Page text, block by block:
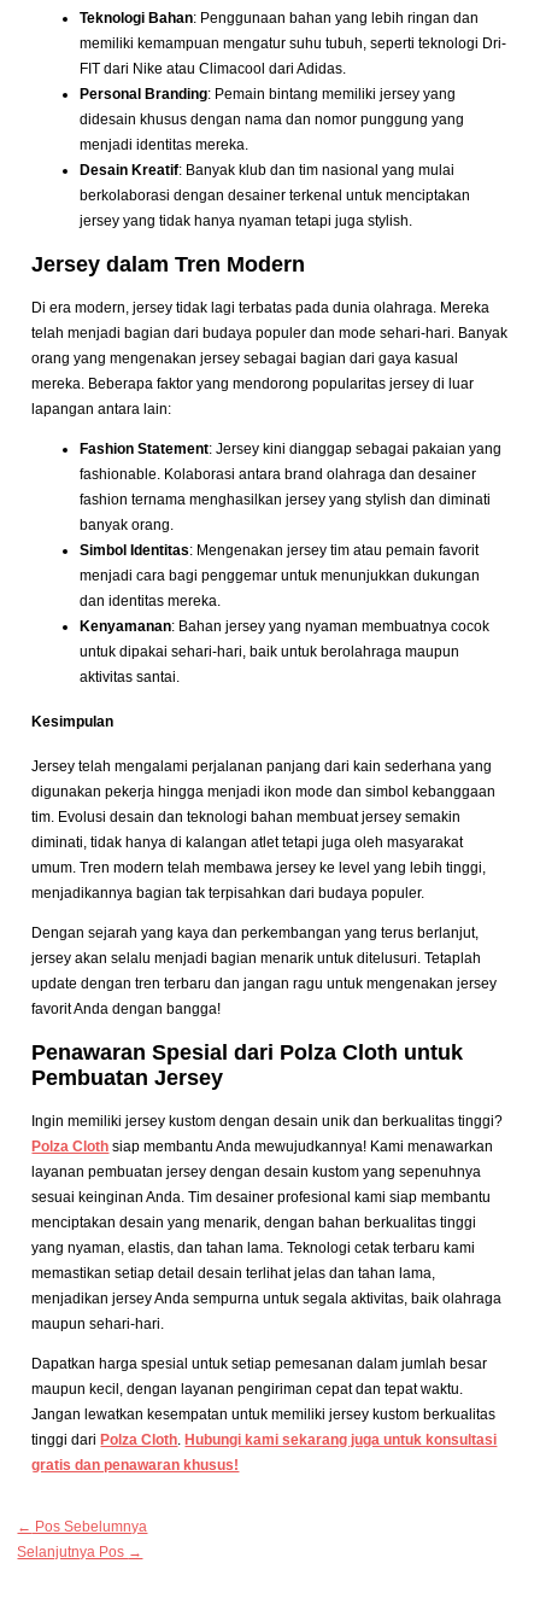
Teknologi Bahan: Penggunaan bahan yang lebih ringan dan
memiliki kemampuan mengatur suhu tubuh, seperti teknologi Dri-
FIT dari Nike atau Climacool dari Adidas.
Personal Branding: Pemain bintang memiliki jersey yang
didesain khusus dengan nama dan nomor punggung yang
menjadi identitas mereka.
Desain Kreatif: Banyak klub dan tim nasional yang mulai
berkolaborasi dengan desainer terkenal untuk menciptakan
jersey yang tidak hanya nyaman tetapi juga stylish.
Jersey dalam Tren Modern
Di era modern, jersey tidak lagi terbatas pada dunia olahraga. Mereka
telah menjadi bagian dari budaya populer dan mode sehari-hari. Banyak
orang yang mengenakan jersey sebagai bagian dari gaya kasual
mereka. Beberapa faktor yang mendorong popularitas jersey di luar
lapangan antara lain:
Fashion Statement: Jersey kini dianggap sebagai pakaian yang
fashionable. Kolaborasi antara brand olahraga dan desainer
fashion ternama menghasilkan jersey yang stylish dan diminati
banyak orang.
Simbol Identitas: Mengenakan jersey tim atau pemain favorit
menjadi cara bagi penggemar untuk menunjukkan dukungan
dan identitas mereka.
Kenyamanan: Bahan jersey yang nyaman membuatnya cocok
untuk dipakai sehari-hari, baik untuk berolahraga maupun
aktivitas santai.
Kesimpulan
Jersey telah mengalami perjalanan panjang dari kain sederhana yang
digunakan pekerja hingga menjadi ikon mode dan simbol kebanggaan
tim. Evolusi desain dan teknologi bahan membuat jersey semakin
diminati, tidak hanya di kalangan atlet tetapi juga oleh masyarakat
umum. Tren modern telah membawa jersey ke level yang lebih tinggi,
menjadikannya bagian tak terpisahkan dari budaya populer.
Dengan sejarah yang kaya dan perkembangan yang terus berlanjut,
jersey akan selalu menjadi bagian menarik untuk ditelusuri. Tetaplah
update dengan tren terbaru dan jangan ragu untuk mengenakan jersey
favorit Anda dengan bangga!
Penawaran Spesial dari Polza Cloth untuk
Pembuatan Jersey
Ingin memiliki jersey kustom dengan desain unik dan berkualitas tinggi?
Polza Cloth siap membantu Anda mewujudkannya! Kami menawarkan
layanan pembuatan jersey dengan desain kustom yang sepenuhnya
sesuai keinginan Anda. Tim desainer profesional kami siap membantu
menciptakan desain yang menarik, dengan bahan berkualitas tinggi
yang nyaman, elastis, dan tahan lama. Teknologi cetak terbaru kami
memastikan setiap detail desain terlihat jelas dan tahan lama,
menjadikan jersey Anda sempurna untuk segala aktivitas, baik olahraga
maupun sehari-hari.
Dapatkan harga spesial untuk setiap pemesanan dalam jumlah besar
maupun kecil, dengan layanan pengiriman cepat dan tepat waktu.
Jangan lewatkan kesempatan untuk memiliki jersey kustom berkualitas
tinggi dariPolza Cloth .Hubungi kami sekarang juga untuk konsultasi
gratis dan penawaran khusus!
← Pos Sebelumnya
Selanjutnya Pos →